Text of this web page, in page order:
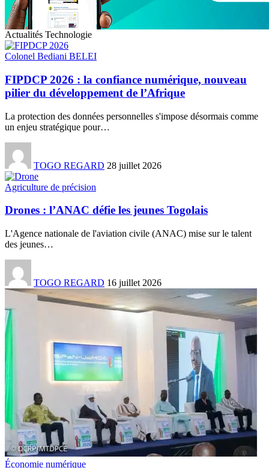
Actualités Technologie
Colonel Bediani BELEI
FIPDCP 2026 : la confiance numérique, nouveau
pilier du développement de l’Afrique
La protection des données personnelles s'impose désormais comme
un enjeu stratégique pour…
TOGO REGARD 28 juillet 2026
Agriculture de précision
Drones : l’ANAC défie les jeunes Togolais
L'Agence nationale de l'aviation civile (ANAC) mise sur le talent
des jeunes…
TOGO REGARD 16 juillet 2026
Économie numérique